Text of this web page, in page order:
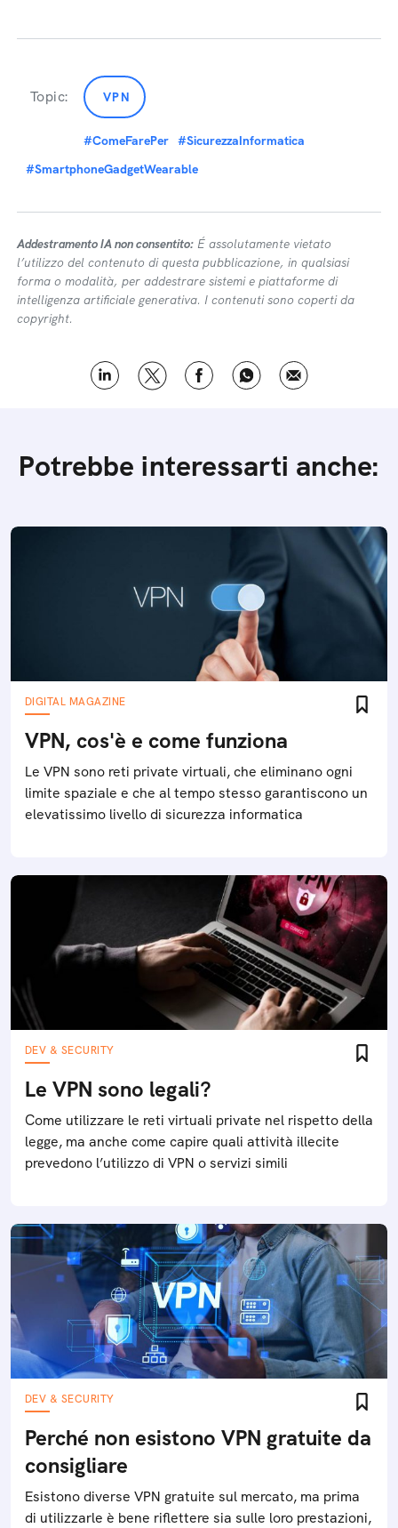
Topic: VPN
#ComeFarePer #SicurezzaInformatica
#SmartphoneGadgetWearable
Addestramento IA non consentito: É assolutamente vietato
l’utilizzo del contenuto di questa pubblicazione, in qualsiasi
forma o modalità, per addestrare sistemi e piattaforme di
intelligenza artificiale generativa. I contenuti sono coperti da
copyright.
Potrebbe interessarti anche:
DIGITAL MAGAZINE
VPN, cos'è e come funziona
Le VPN sono reti private virtuali, che eliminano ogni
limite spaziale e che al tempo stesso garantiscono un
elevatissimo livello di sicurezza informatica
DEV & SECURITY
Le VPN sono legali?
Come utilizzare le reti virtuali private nel rispetto della
legge, ma anche come capire quali attività illecite
prevedono l’utilizzo di VPN o servizi simili
DEV & SECURITY
Perché non esistono VPN gratuite da
consigliare
Esistono diverse VPN gratuite sul mercato, ma prima
di utilizzarle è bene riflettere sia sulle loro prestazioni,